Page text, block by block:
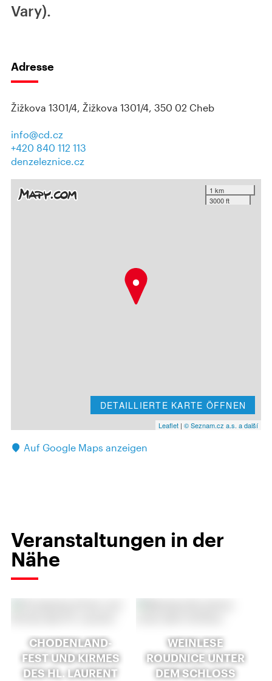
Vary).
Adresse
Žižkova 1301/4, Žižkova 1301/4, 350 02 Cheb
info@cd.cz
+420 840 112 113
denzeleznice.cz
1 km
3000 ft
DETAILLIERTE KARTE ÖFFNEN
Leaflet | © Seznam.cz a.s. a další
Auf Google Maps anzeigen
Veranstaltungen in der
Nähe
CHODENLAND-
FEST UND KIRMES
DES HL. LAURENT
WEINLESE
ROUDNICE UNTER
DEM SCHLOSS